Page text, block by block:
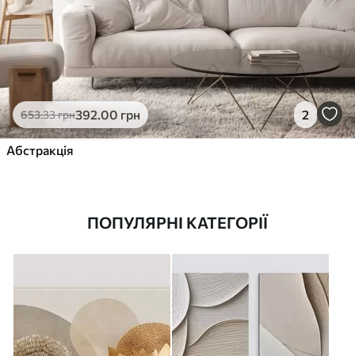
653.33грн392.00 грн 2
Абстракція
ПОПУЛЯРНІ КАТЕГОРІЇ